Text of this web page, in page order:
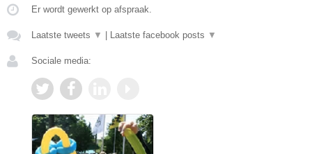
Er wordt gewerkt op afspraak.
Laatste tweets ▼ Laatste facebook posts ▼
Sociale media: